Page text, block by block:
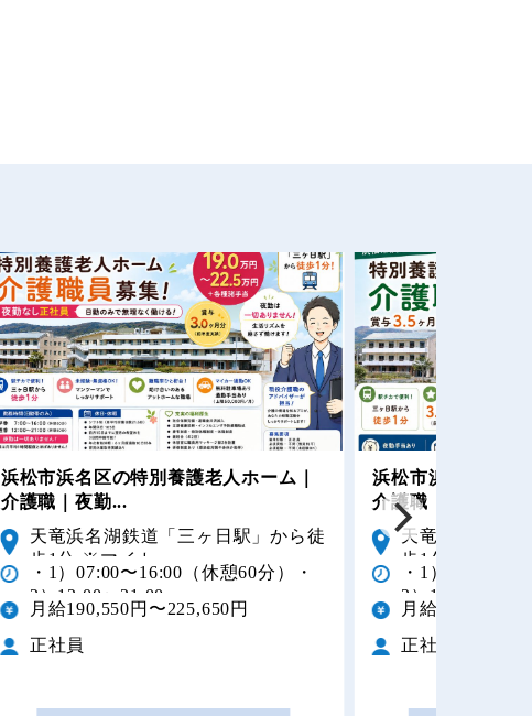
浜松市浜名区の特別養護老人ホーム｜
介護職｜夜勤...
天竜浜名湖鉄道「三ヶ日駅」から徒
歩1分 ※マイカー...
・1）07:00〜16:00（休憩60分）・
2）12:00〜21:00...
月給190,550円〜225,650円
正社員
浜松市浜名区の特
介護職｜賞与3...
天竜浜名湖鉄
歩1分 ※マイカ
・1）07:00〜
2）12:00〜
月給201,050円
正社員